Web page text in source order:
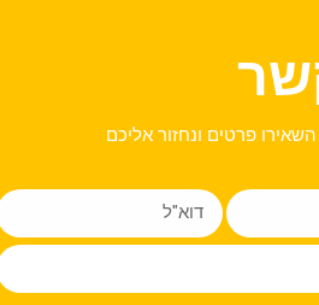
פרטים ונחזור אליכם